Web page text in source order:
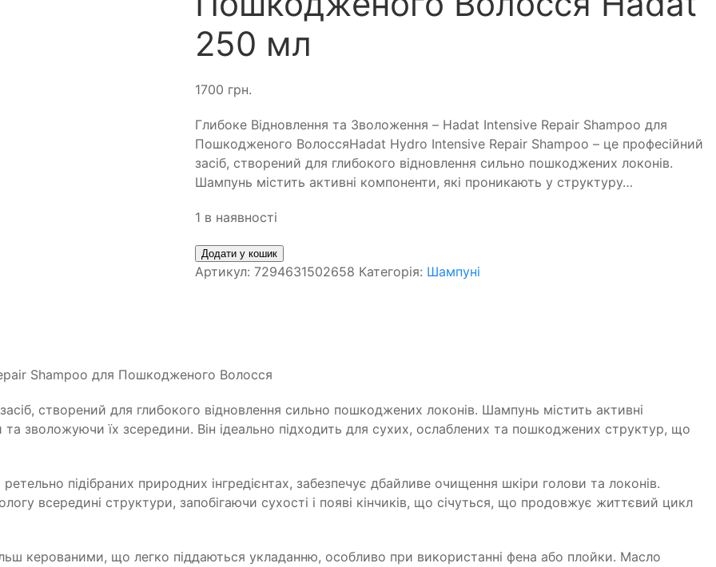
250 мл
1700 грн.
Глибоке Відновлення та Зволоження – Hadat Intensive Repair Shampoo для
Пошкодженого ВолоссяHadat Hydro Intensive Repair Shampoo – це професійний
засіб, створений для глибокого відновлення сильно пошкоджених локонів.
Шампунь містить активні компоненти, які проникають у структуру…
1 в наявності
Додати у кошик
Артикул: 7294631502658 Категорія: Шампуні
Shampoo для Пошкодженого Волосся
створений для глибокого відновлення сильно пошкоджених локонів. Шампунь містить активні
зволожуючи їх зсередини. Він ідеально підходить для сухих, ослаблених та пошкоджених структур, що
підібраних природних інгредієнтах, забезпечує дбайливе очищення шкіри голови та локонів.
всередині структури, запобігаючи сухості і появі кінчиків, що січуться, що продовжує життєвий цикл
керованими, що легко піддаються укладанню, особливо при використанні фена або плойки. Масло